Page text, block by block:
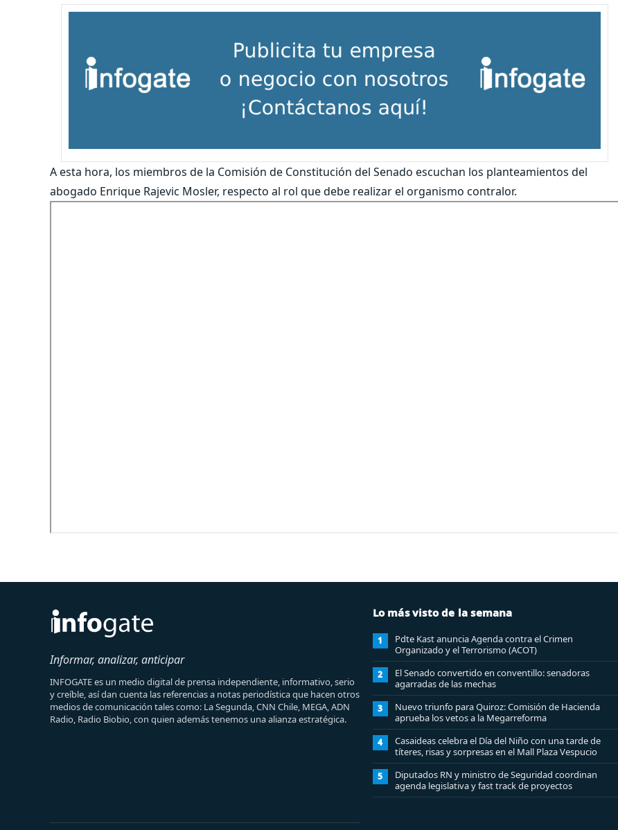
A esta hora, los miembros de la Comisión de Constitución del Senado escuchan los planteamientos del
abogado Enrique Rajevic Mosler, respecto al rol que debe realizar el organismo contralor.
Informar, analizar, anticipar
INFOGATE es un medio digital de prensa independiente, informativo, serio
y creíble, así dan cuenta las referencias a notas periodística que hacen otros
medios de comunicación tales como: La Segunda, CNN Chile, MEGA, ADN
Radio, Radio Biobio, con quien además tenemos una alianza estratégica.
Lo más visto de la semana
1
Pdte Kast anuncia Agenda contra el Crimen
Organizado y el Terrorismo (ACOT)
2
El Senado convertido en conventillo: senadoras
agarradas de las mechas
3
Nuevo triunfo para Quiroz: Comisión de Hacienda
aprueba los vetos a la Megarreforma
4
Casaideas celebra el Día del Niño con una tarde de
títeres, risas y sorpresas en el Mall Plaza Vespucio
5
Diputados RN y ministro de Seguridad coordinan
agenda legislativa y fast track de proyectos